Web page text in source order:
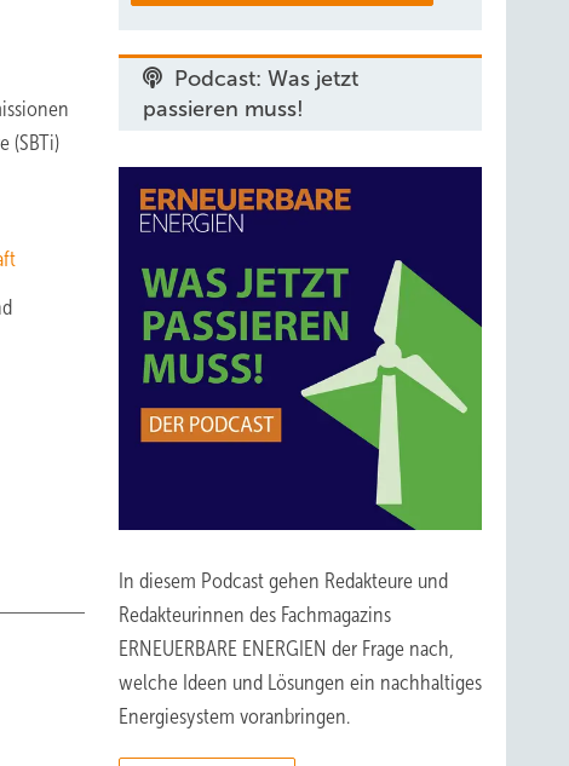
(SBTi)
Podcast: Was jetzt
passieren muss!
In diesem Podcast gehen Redakteure und
Redakteurinnen des Fachmagazins
ERNEUERBARE ENERGIEN der Frage nach,
welche Ideen und Lösungen ein nachhaltiges
Energiesystem voranbringen.